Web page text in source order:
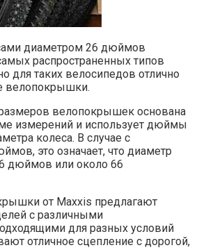
диаметром 26 дюймов
распространенных типов
для таких велосипедов отлично
велопокрышки.
велопокрышек основана
измерений и использует дюймы
колеса. В случае с
это означает, что диаметр
дюймов или около 66
от Maxxis предлагают
с различными
для разных условий
отличное сцепление с дорогой,